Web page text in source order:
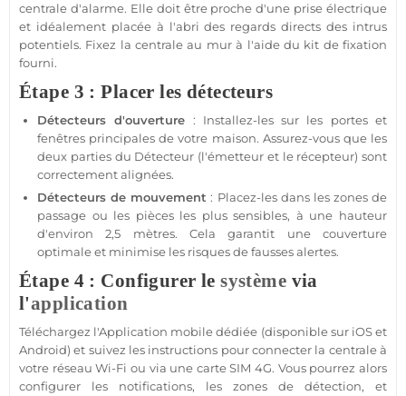
centrale d'alarme. Elle doit être proche d'une prise électrique
et idéalement placée à l'abri des regards directs des intrus
potentiels. Fixez lacentrale au mur à l'aide du kit de fixation
fourni.
Étape 3 : Placer les détecteurs
Détecteurs d'ouverture : Installez-les sur les portes et
fenêtres principales de votre maison. Assurez-vous que les
deux parties du Détecteur (l'émetteur et le récepteur) sont
correctement alignées.
Détecteurs de mouvement : Placez-les dans les zones de
passage ou les pièces les plus sensibles, à une hauteur
d'environ 2,5 mètres. Cela garantit une couverture
optimale et minimise les risques de fausses alertes.
Étape 4 : Configurer lesystème via
l'application
Téléchargez l'Application mobile dédiée (disponible sur iOSet
Android) et suivez les instructions pour connecter la centraleà
votre réseau Wi-Fi ou via une carte SIM 4G. Vous pourrez alors
configurer les notifications, les zones de détection, et